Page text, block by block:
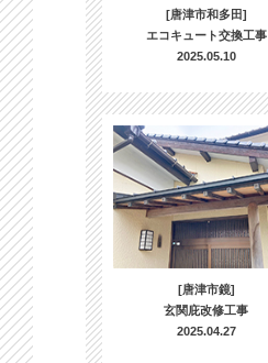
[唐津市和多田]
エコキュート交換工事
2025.05.10
[唐津市鏡]
玄関庇改修工事
2025.04.27